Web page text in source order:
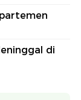
di